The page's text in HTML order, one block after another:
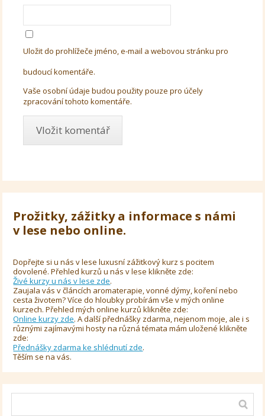
Uložit do prohlížeče jméno, e-mail a webovou stránku pro
budoucí komentáře.
Vaše osobní údaje budou použity pouze pro účely
zpracování tohoto komentáře.
Prožitky, zážitky a informace s námi
v lese nebo online.
Dopřejte si u nás v lese luxusní zážitkový kurz s pocitem
dovolené. Přehled kurzů u nás v lese klikněte zde:
Živé kurzy u nás v lese zde.
Zaujala vás v článcích aromaterapie, vonné dýmy, koření nebo
cesta životem? Více do hloubky probírám vše v mých online
kurzech. Přehled mých online kurzů klikněte zde:
Online kurzy zde. A další přednášky zdarma, nejenom moje, ale i s
různými zajímavými hosty na různá témata mám uložené klikněte
zde:
Přednášky zdarma ke shlédnutí zde.
Těším se na vás.